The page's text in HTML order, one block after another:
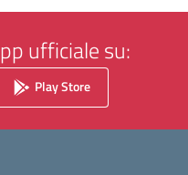
ufficiale su:
Play Store